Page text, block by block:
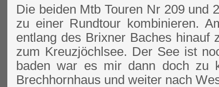
Die beiden Mtb Touren Nr 209 und
zu einer Rundtour kombinieren.
entlang des Brixner Baches hinauf
zum Kreuzjöchlsee. Der See ist
baden war es mir dann doch zu
Brechhornhaus und weiter nach